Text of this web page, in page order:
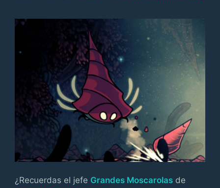
¿Recuerdas el jefe Grandes Moscarolas de